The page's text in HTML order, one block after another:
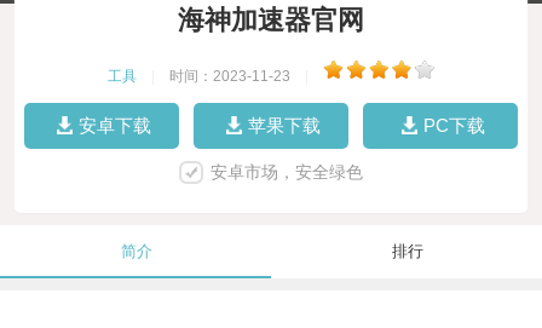
海神加速器官网
工具 时间：2023-11-23
安卓下载 苹果下载 PC下载
安卓市场，安全绿色
简介 排行